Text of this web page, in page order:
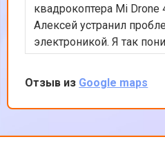
квадрокоптера Mi Drone
Алексей устранил
электроникой. Я так
квадрокоптеры часто в
прилетают на ремонт и
взлетели ай-ай. Вообще
все было сделано
приемлемой с учетом
Отзыв из Google maps